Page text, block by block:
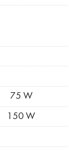
75 W
150 W